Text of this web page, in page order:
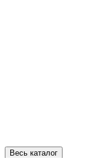
Весь каталог